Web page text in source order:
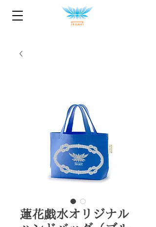
蓮花戯水オリジナル